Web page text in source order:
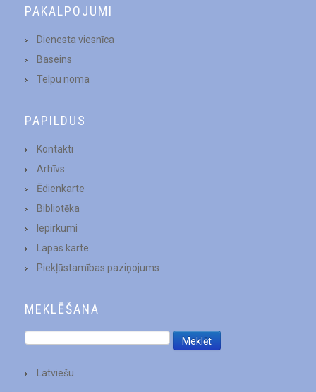
PAKALPOJUMI
Dienesta viesnīca
Baseins
Telpu noma
PAPILDUS
Kontakti
Arhīvs
Ēdienkarte
Bibliotēka
Iepirkumi
Lapas karte
Piekļūstamības paziņojums
MEKLĒŠANA
Latviešu